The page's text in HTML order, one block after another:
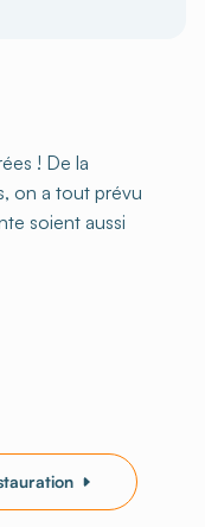
! De la
on a tout prévu
soient aussi